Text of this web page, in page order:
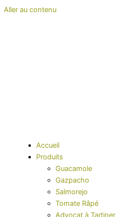
Aller au contenu
Accueil
Produits
Guacamole
Gazpacho
Salmorejo
Tomate Râpé
Advocat à Tartiner